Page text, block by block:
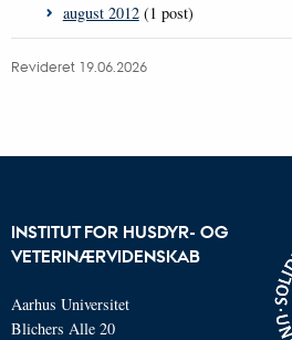
august 2012(1 post)
Revideret 19.06.2026
INSTITUT FOR HUSDYR- OG
VETERINÆRVIDENSKAB
Aarhus Universitet
Blichers Alle 20